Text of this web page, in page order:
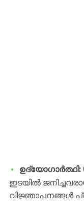
ഉദ്യോഗാർത്ഥി:
ഇടയിൽ
വിജ്ഞാപനങ്ങൾ